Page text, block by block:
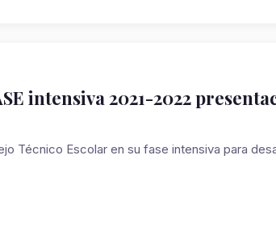
intensiva 2021-2022
Técnico Escolar en su fase intensiva para